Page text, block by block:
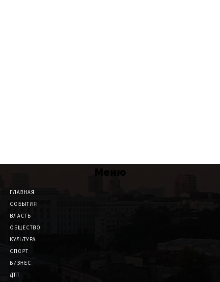
Меню
ГЛАВНАЯ
СОБЫТИЯ
ВЛАСТЬ
ОБЩЕСТВО
КУЛЬТУРА
СПОРТ
БИЗНЕС
ДТП